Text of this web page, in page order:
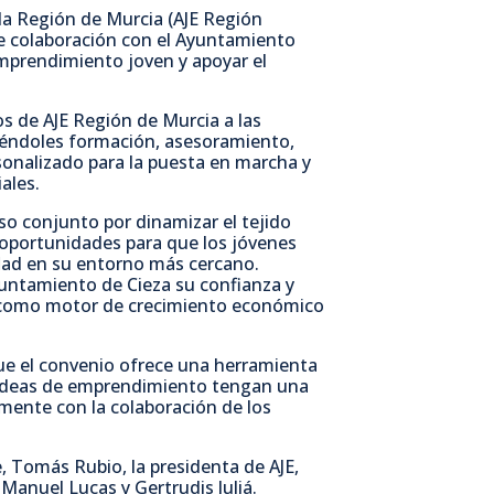
c
b
o
o
i
t
e
r
a
t
s
A
p
m
a
r
t
r
Región de Murcia (AJE Región
colaboración con el Ayuntamiento
joven y apoyar el
de AJE Región de Murcia a las
formación, asesoramiento,
para la puesta en marcha y
conjunto por dinamizar el tejido
para que los jóvenes
en su entorno más cercano.
de Cieza su confianza y
motor de crecimiento económico
el convenio ofrece una herramienta
de emprendimiento tengan una
con la colaboración de los
Rubio, la presidenta de AJE,
Lucas y Gertrudis Juliá.